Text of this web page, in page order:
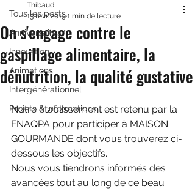
Tous les posts
Anniversaires
Innovation
Animations
Intergénérationnel
Projets & informations
On s'engage contre le
gaspillage alimentaire, la
dénutrition, la qualité gustative
Thibaud
13 févr. 20191 min de lecture
Notre établissement est retenu par la
FNAQPA pour participer à MAISON
GOURMANDE dont vous trouverez ci-
dessous les objectifs.
Nous vous tiendrons informés des
avancées tout au long de ce beau